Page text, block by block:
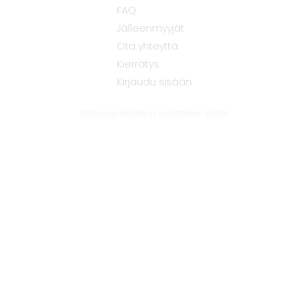
FAQ
Jälleenmyyjät
Ota yhteyttä
Kierrätys
Kirjaudu sisään